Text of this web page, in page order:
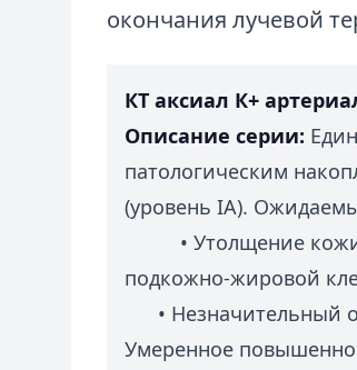
окончания лучевой
КТ аксиал К+
Описание серии:
патологическим
(уровень IA).
• Утолщение кожи
подкожно-жировой
• Незначительный
Умеренное